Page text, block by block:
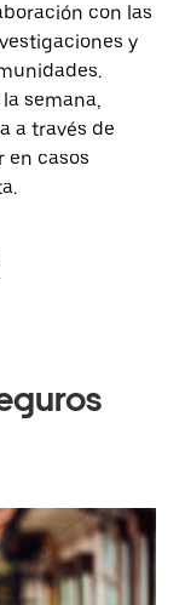
con las
y
semana,
a través de
en casos